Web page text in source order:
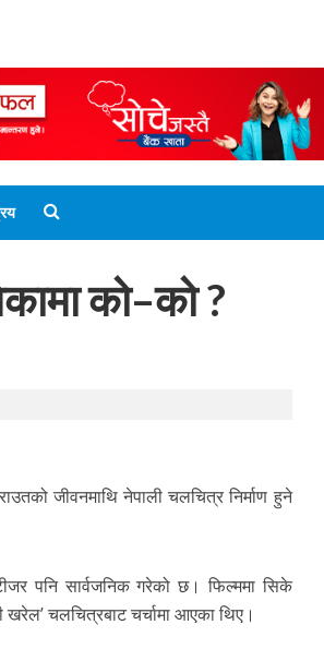
को–को ?
जीवनमाथि नेपाली चलचित्र निर्माण हुने
पनि सार्वजनिक गरेको छ। फिल्ममा सिके
खरेल’ चलचित्रबाट चर्चामा आएका थिए।